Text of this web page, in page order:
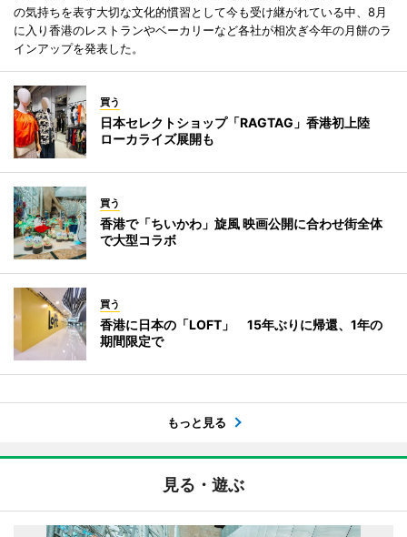
の気持ちを表す大切な文化的慣習として今も受け継がれている中、8月
に入り香港のレストランやベーカリーなど各社が相次ぎ今年の月餅のラ
インアップを発表した。
買う
日本セレクトショップ「RAGTAG」香港初上陸
ローカライズ展開も
買う
香港で「ちいかわ」旋風 映画公開に合わせ街全体
で大型コラボ
買う
香港に日本の「LOFT」 15年ぶりに帰還、1年の
期間限定で
もっと見る
見る・遊ぶ